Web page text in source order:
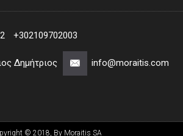
+302109702003
Δημήτριος info@moraitis.com
© 2018, By Moraitis SA